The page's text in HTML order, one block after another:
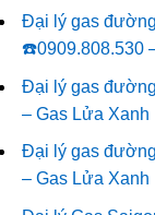
Đại lý gas
☎️0909.808.530
Đại lý gas
– Gas Lửa Xanh
Đại lý gas
– Gas Lửa Xanh